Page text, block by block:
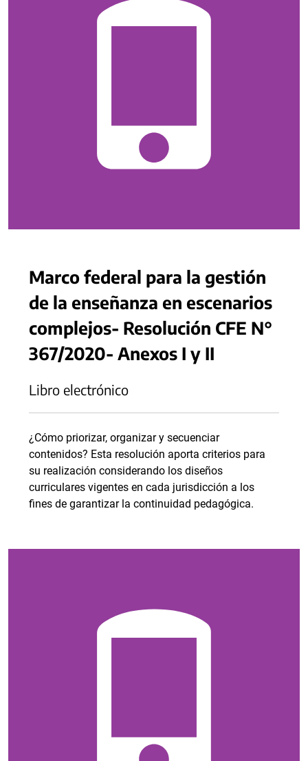
Marco federal para la gestión
de la enseñanza en escenarios
complejos- Resolución CFE N°
367/2020- Anexos I y II
Libro electrónico
¿Cómo priorizar, organizar y secuenciar
contenidos? Esta resolución aporta criterios para
su realización considerando los diseños
curriculares vigentes en cada jurisdicción a los
fines de garantizar la continuidad pedagógica.